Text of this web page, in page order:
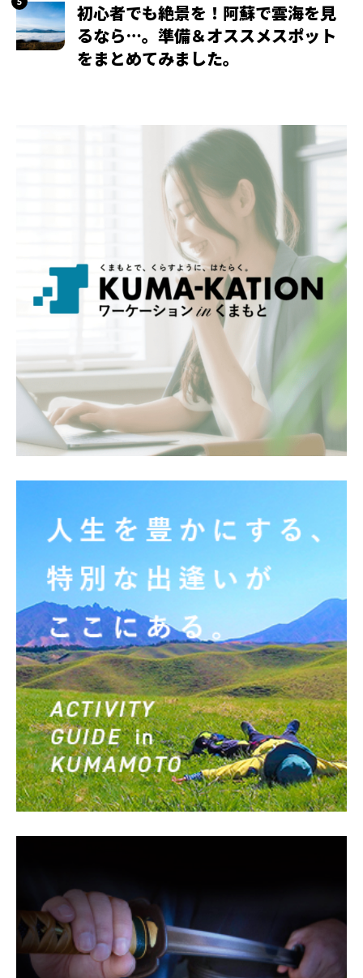
初心者でも絶景を！阿蘇で雲海を見
るなら…。準備＆オススメスポット
をまとめてみました。